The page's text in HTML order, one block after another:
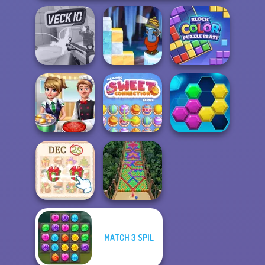
Veck.io
Gold Strike Icy
Cave
Block Color
Puzzle Blast
Cooking Frenzy
Mahjong Sweet
Easter
KrisMas Mahjong
2
MATCH 3 SPIL